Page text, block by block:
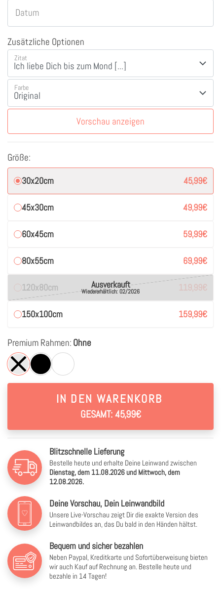
Datum
Zusätzliche Optionen
Zitat
Farbe
Vorschau anzeigen
Größe:
30x20cm 45,99€
45x30cm 49,99€
60x45cm 59,99€
80x55cm 69,99€
120x80cm Ausverkauft
Wiedererhältlich: 02/2026 119,99€
150x100cm 159,99€
Premium Rahmen: Ohne
IN DEN WARENKORB
GESAMT: 45,99€
Blitzschnelle Lieferung
Bestelle heute und erhalte Deine Leinwand zwischen
Dienstag, dem 11.08.2026 und Mittwoch, dem
12.08.2026.
Deine Vorschau, Dein Leinwandbild
Unsere Live-Vorschau zeigt Dir die exakte Version des
Leinwandbildes an, das Du bald in den Händen hältst.
Bequem und sicher bezahlen
Neben Paypal, Kreditkarte und Sofortüberweisung bieten
wir auch Kauf auf Rechnung an. Bestelle heute und
bezahle in 14 Tagen!